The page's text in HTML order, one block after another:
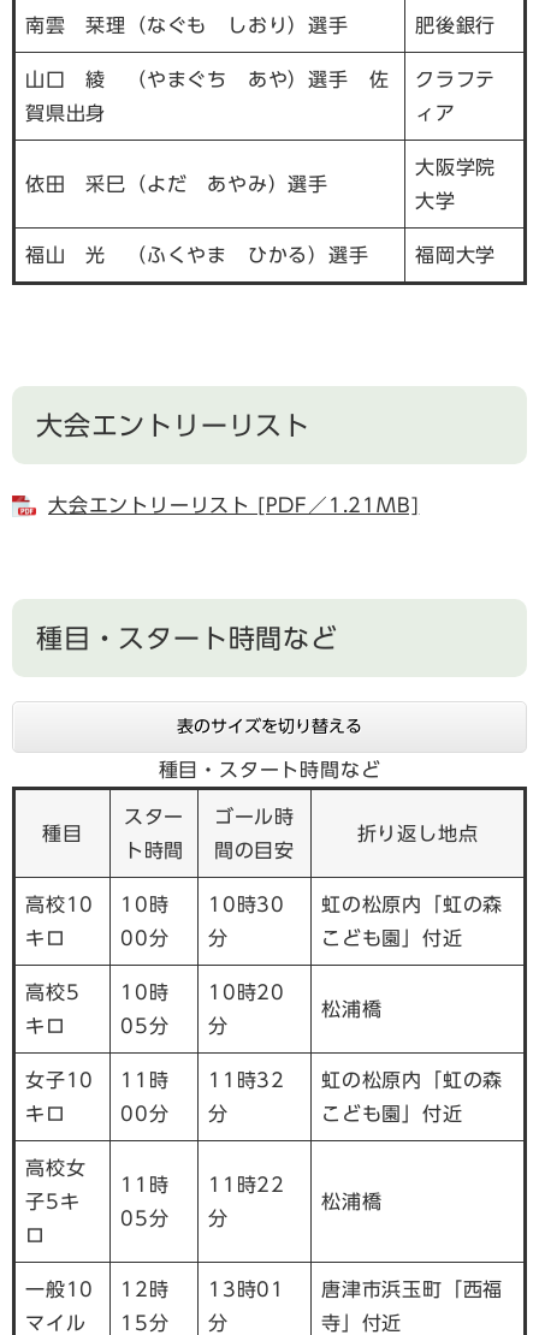
南雲 栞理（なぐも しおり）選手 肥後銀行
山口 綾 （やまぐち あや）選手 佐
賀県出身
クラフテ
ィア
依田 采巳（よだ あやみ）選手
大阪学院
大学
福山 光 （ふくやま ひかる）選手 福岡大学
大会エントリーリスト
大会エントリーリスト [PDF／1.21MB]
種目・スタート時間など
表のサイズを切り替える
種目・スタート時間など
種目
スター
ト時間
ゴール時
間の目安
折り返し地点
高校10
キロ
10時
00分
10時30
分
虹の松原内「虹の森
こども園」付近
高校5
キロ
10時
05分
10時20
分
松浦橋
女子10
キロ
11時
00分
11時32
分
虹の松原内「虹の森
こども園」付近
高校女
子5キ
ロ
11時
05分
11時22
分
松浦橋
一般10
マイル
12時
15分
13時01
分
唐津市浜玉町「西福
寺」付近